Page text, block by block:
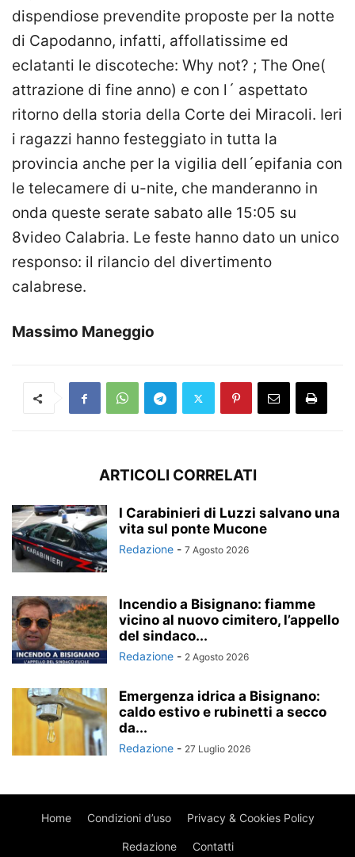
dispendiose prevendite proposte per la notte
di Capodanno, infatti, affollatissime ed
eclatanti le discoteche: Why not? ; The One(
attrazione di fine anno) e con l´ aspettato
ritorno della storia della Corte dei Miracoli. Ieri
i ragazzi hanno festeggiato in tutta la
provincia anche per la vigilia dell´epifania con
le telecamere di u-nite, che manderanno in
onda queste serate sabato alle 15:05 su
8video Calabria. Le feste hanno dato un unico
responso: il rilancio del divertimento
calabrese.
Massimo Maneggio
ARTICOLI CORRELATI
I Carabinieri di Luzzi salvano una
vita sul ponte Mucone
Redazione - 7 Agosto 2026
Incendio a Bisignano: fiamme
vicino al nuovo cimitero, l’appello
del sindaco...
Redazione - 2 Agosto 2026
Emergenza idrica a Bisignano:
caldo estivo e rubinetti a secco
da...
Redazione - 27 Luglio 2026
Home Condizioni d’uso Privacy & Cookies Policy
Redazione Contatti